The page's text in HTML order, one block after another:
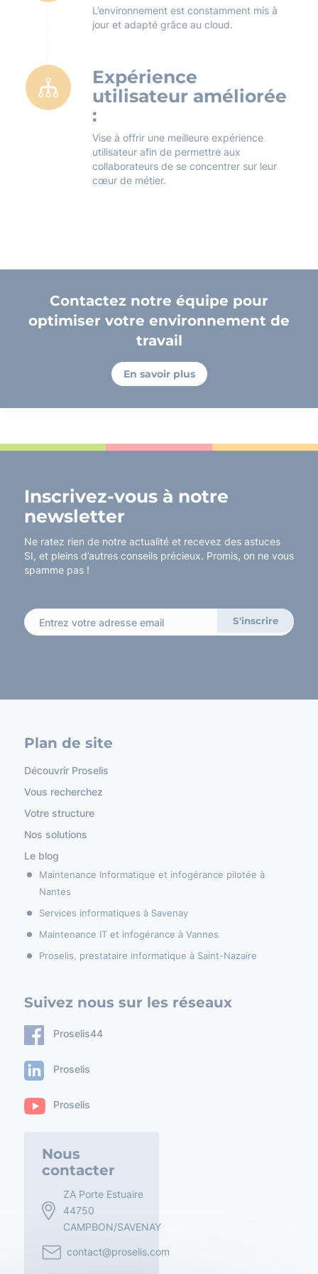
L’environnement est constamment mis à
jour et adapté grâce au cloud.
Expérience
utilisateur améliorée
:
Vise à offrir une meilleure expérience
utilisateur afin de permettre aux
collaborateurs de se concentrer sur leur
cœur de métier.
Contactez notre équipe pour
optimiser votre environnement de
travail
En savoir plus
Inscrivez-vous à notre
newsletter
Ne ratez rien de notre actualité et recevez des astuces
SI, et pleins d’autres conseils précieux. Promis, on ne vous
spamme pas !
Plan de site
Découvrir Proselis
Vous recherchez
Votre structure
Nos solutions
Le blog
Maintenance Informatique et infogérance pilotée à
Nantes
Services informatiques à Savenay
Maintenance IT et infogérance à Vannes
Proselis, prestataire informatique à Saint-Nazaire
Suivez nous sur les réseaux
Proselis44
Proselis
Proselis
Nous
contacter
ZA Porte Estuaire
44750
CAMPBON/SAVENAY
contact@proselis.com